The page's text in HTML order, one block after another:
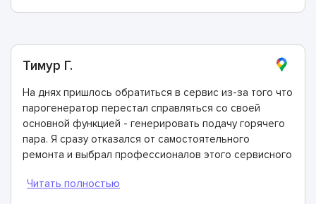
Тимур Г.
На днях пришлось обратиться в сервис из-за того что
парогенератор перестал справляться со своей
основной функцией - генерировать подачу горячего
пара. Я сразу отказался от самостоятельного
ремонта и выбрал профессионалов этого сервисного
Мастера здесь - лучшие! Провели диагностику, всё